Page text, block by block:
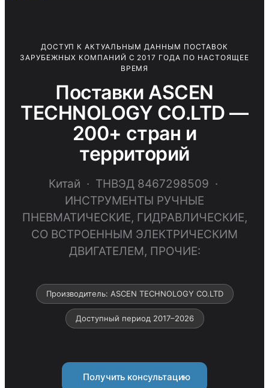
ДОСТУП К АКТУАЛЬНЫМ ДАННЫМ ПОСТАВОК
ЗАРУБЕЖНЫХ КОМПАНИЙ С 2017 ГОДА ПО НАСТОЯЩЕЕ
ВРЕМЯ
Поставки ASCEN
TECHNOLOGY CO.LTD —
200+ стран и
территорий
Китай · ТНВЭД 8467298509 ·
ИНСТРУМЕНТЫ РУЧНЫЕ
ПНЕВМАТИЧЕСКИЕ, ГИДРАВЛИЧЕСКИЕ,
СО ВСТРОЕННЫМ ЭЛЕКТРИЧЕСКИМ
ДВИГАТЕЛЕМ, ПРОЧИЕ:
Производитель: ASCEN TECHNOLOGY CO.LTD
Доступный период 2017–2026
Получить консультацию